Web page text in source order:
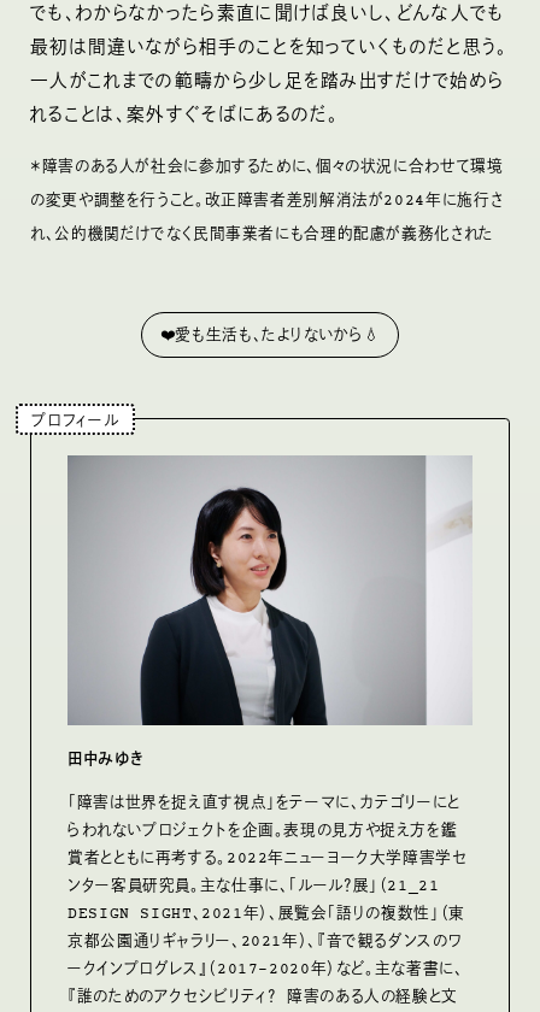
でも、わからなかったら素直に聞けば良いし、どんな人でも
最初は間違いながら相手のことを知っていくものだと思う。
一人がこれまでの範疇から少し足を踏み出すだけで始めら
れることは、案外すぐそばにあるのだ。
＊障害のある人が社会に参加するために、個々の状況に合わせて環境
の変更や調整を行うこと。改正障害者差別解消法が2024年に施行さ
れ、公的機関だけでなく民間事業者にも合理的配慮が義務化された
❤️愛も生活も、たよりないから💧
田中みゆき
「障害は世界を捉え直す視点」をテーマに、カテゴリーにと
らわれないプロジェクトを企画。表現の⾒⽅や捉え⽅を鑑
賞者とともに再考する。2022年ニューヨーク⼤学障害学セ
ンター客員研究員。主な仕事に、「ルール？展」（21_21
DESIGN SIGHT、2021年）、展覧会「語りの複数性」（東
京都公園通りギャラリー、2021年）、『⾳で観るダンスのワ
ークインプログレス』（2017-2020年）など。主な著書に、
『誰のためのアクセシビリティ？ 障害のある⼈の経験と⽂
プロフィール